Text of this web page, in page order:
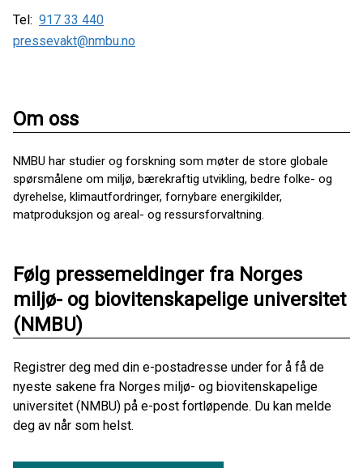
Tel: 917 33 440
pressevakt@nmbu.no
Om oss
NMBU har studier og forskning som møter de store globale
spørsmålene om miljø, bærekraftig utvikling, bedre folke- og
dyrehelse, klimautfordringer, fornybare energikilder,
matproduksjon og areal- og ressursforvaltning.
Følg pressemeldinger fra Norges
miljø- og biovitenskapelige universitet
(NMBU)
Registrer deg med din e-postadresse under for å få de
nyeste sakene fra Norges miljø- og biovitenskapelige
universitet (NMBU) på e-post fortløpende. Du kan melde
deg av når som helst.